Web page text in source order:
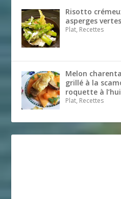
Risotto
asperges
Plat, Recettes
Melon
grillé à la
roquette à
Plat, Recettes